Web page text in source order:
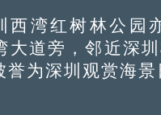
红树林公园亦
大道旁，邻近深
为深圳观赏海景